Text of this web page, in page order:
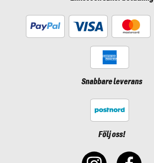
Snabbare leverans
Följ oss!